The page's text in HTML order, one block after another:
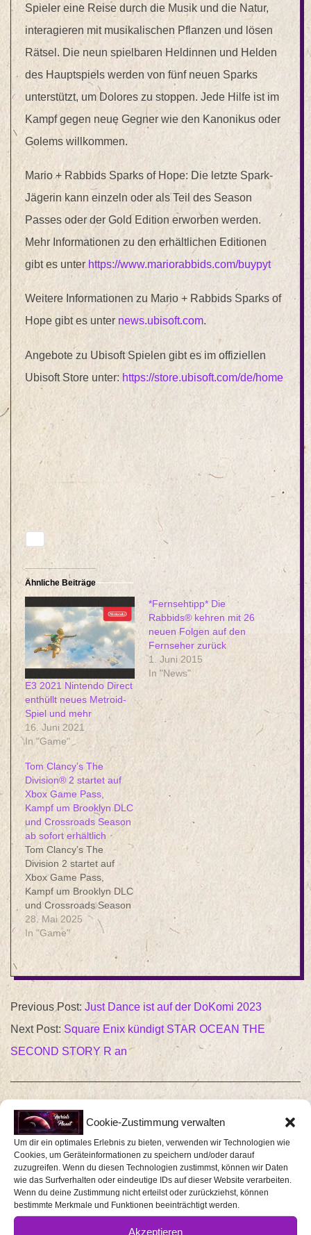
Cookie-Zustimmung verwalten
Um dir ein optimales Erlebnis zu bieten, verwenden wir Technologien wie
Cookies, um Geräteinformationen zu speichern und/oder darauf
zuzugreifen. Wenn du diesen Technologien zustimmst, können wir Daten
wie das Surfverhalten oder eindeutige IDs auf dieser Website verarbeiten.
Wenn du deine Zustimmung nicht erteilst oder zurückziehst, können
bestimmte Merkmale und Funktionen beeinträchtigt werden.
Akzeptieren
Spieler eine Reise durch die Musik und die Natur,
interagieren mit musikalischen Pflanzen und lösen
Rätsel. Die neun spielbaren Heldinnen und Helden
des Hauptspiels werden von fünf neuen Sparks
unterstützt, um Dolores zu stoppen. Jede Hilfe ist im
Kampf gegen neue Gegner wie den Kanonikus oder
Golems willkommen.
Mario + Rabbids Sparks of Hope: Die letzte Spark-
Jägerin kann einzeln oder als Teil des Season
Passes oder der Gold Edition erworben werden.
Mehr Informationen zu den erhältlichen Editionen
gibt es unter https://www.mariorabbids.com/buypyt
Weitere Informationen zu Mario + Rabbids Sparks of
Hope gibt es unter news.ubisoft.com.
Angebote zu Ubisoft Spielen gibt es im offiziellen
Ubisoft Store unter: https://store.ubisoft.com/de/home
Ähnliche Beiträge
E3 2021 Nintendo Direct
enthüllt neues Metroid-
Spiel und mehr
16. Juni 2021
In "Game"
*Fernsehtipp* Die
Rabbids® kehren mit 26
neuen Folgen auf den
Fernseher zurück
1. Juni 2015
In "News"
Tom Clancy’s The
Division® 2 startet auf
Xbox Game Pass,
Kampf um Brooklyn DLC
und Crossroads Season
ab sofort erhältlich
Tom Clancy’s The
Division 2 startet auf
Xbox Game Pass,
Kampf um Brooklyn DLC
und Crossroads Season
ab sofort erhältlich
Werbung Ubisoft
kündigte heute den Start
des DLCs Kampf um
Brooklyn und die erste
Season von Year
7 Crossroads für Tom
Clancy's The Division®
2 an. Zusätzlich
startet Tom Clancy's
The Division® 2 auf
Xbox Game Pass und
erschließt neue…
28. Mai 2025
In "Game"
2023-
06-
22
Previous Post: Just Dance ist auf der DoKomi 2023
Next Post: Square Enix kündigt STAR OCEAN THE
SECOND STORY R an
SCHREIBE EINEN KOMMENTAR
Deine E-Mail-Adresse wird nicht veröffentlicht.
Erforderliche Felder sind mit*markiert
Kommentar